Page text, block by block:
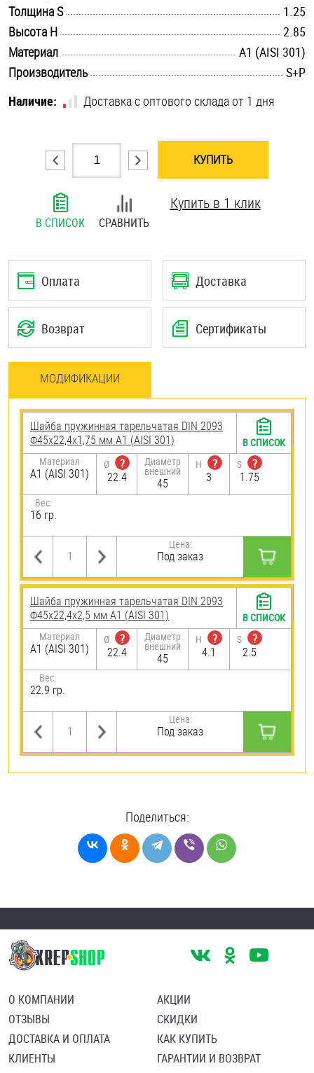
Такелаж
Хомуты
Шплинты
Штифты и пальцы
Толщина S
1.25
Высота H
2.85
Материал
А1 (AISI 301)
Производитель
S+P
Наличие:
Доставка с оптового склада от 1 дня
КУПИТЬ
В СПИСОК СРАВНИТЬ
Купить в 1 клик
Оплата Доставка
Возврат Сертификаты
МОДИФИКАЦИИ
Шайба пружинная тарельчатая DIN 2093
Ф45х22,4х1,75 мм А1 (AISI 301)
Материал
А1 (AISI 301)
Ø
?
22.4
Диаметр
внешний
45
H
?
3
S
?
1.75
Вес:
16 гр.
Цена:
Под заказ
В СПИСОК
Шайба пружинная тарельчатая DIN 2093
Ф45х22,4х2,5 мм А1 (AISI 301)
Материал
А1 (AISI 301)
Ø
?
22.4
Диаметр
внешний
45
H
?
4.1
S
?
2.5
Вес:
22.9 гр.
Цена:
Под заказ
В СПИСОК
Поделиться:
О КОМПАНИИ
ОТЗЫВЫ
ДОСТАВКА И ОПЛАТА
КЛИЕНТЫ
АКЦИИ
СКИДКИ
КАК КУПИТЬ
ГАРАНТИИ И ВОЗВРАТ